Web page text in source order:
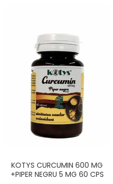
KOTYS CURCUMIN 600 MG
+PIPER NEGRU 5 MG 60 CPS